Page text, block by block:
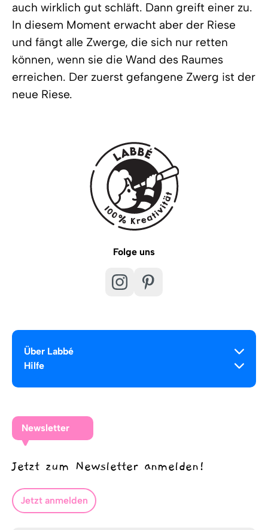
auch wirklich gut schläft. Dann greift einer zu.
In diesem Moment erwacht aber der Riese
und fängt alle Zwerge, die sich nur retten
können, wenn sie die Wand des Raumes
erreichen. Der zuerst gefangene Zwerg ist der
neue Riese.
Folge uns
Über Labbé
Hilfe
Newsletter
Jetzt zum Newsletter anmelden!
Jetzt anmelden